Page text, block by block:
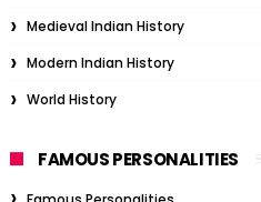
Medieval Indian History
Modern Indian History
World History
FAMOUS PERSONALITIES